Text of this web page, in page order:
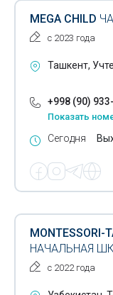
MEGA CHILD
с 2023 года
Ташкент,
+998 (90)
Показать
Сегодня
MONTESSORI-
НАЧАЛЬНАЯ
с 2022 года